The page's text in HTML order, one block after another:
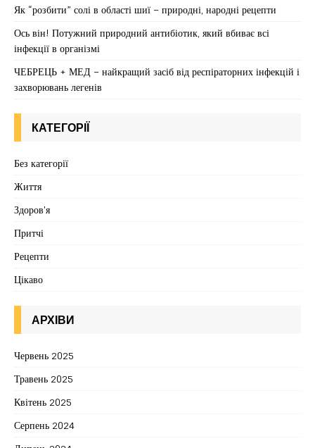
Як “розбити” солі в області шиї – природні, народні рецепти
Ось він! Потужний природний антибіотик, який вбиває всі
інфекції в організмі
ЧЕБРЕЦЬ + МЕД – найкращий засіб від респіраторних інфекцій і
захворювань легенів
КАТЕГОРІЇ
Без категорії
Життя
Здоров'я
Притчі
Рецепти
Цікаво
АРХІВИ
Червень 2025
Травень 2025
Квітень 2025
Серпень 2024